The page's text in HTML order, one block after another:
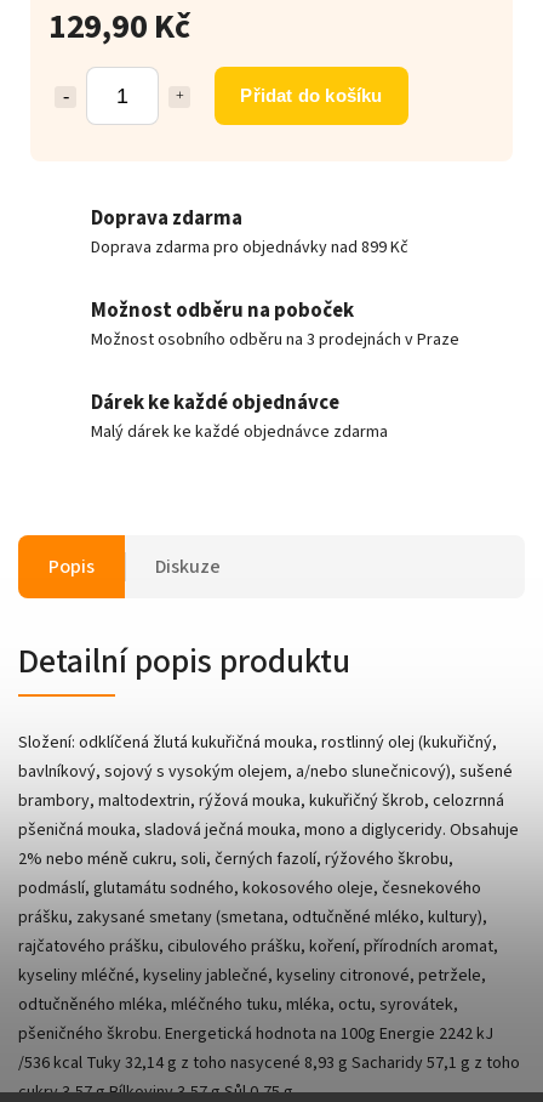
129,90 Kč
Přidat do košíku
Doprava zdarma
Doprava zdarma pro objednávky nad 899 Kč
Možnost odběru na poboček
Možnost osobního odběru na 3 prodejnách v Praze
Dárek ke každé objednávce
Malý dárek ke každé objednávce zdarma
Popis Diskuze
Detailní popis produktu
Složení: odklíčená žlutá kukuřičná mouka, rostlinný olej (kukuřičný,
bavlníkový, sojový s vysokým olejem, a/nebo slunečnicový), sušené
brambory, maltodextrin, rýžová mouka, kukuřičný škrob, celozrnná
pšeničná mouka, sladová ječná mouka, mono a diglyceridy. Obsahuje
2% nebo méně cukru, soli, černých fazolí, rýžového škrobu,
podmáslí, glutamátu sodného, kokosového oleje, česnekového
prášku, zakysané smetany (smetana, odtučněné mléko, kultury),
rajčatového prášku, cibulového prášku, koření, přírodních aromat,
kyseliny mléčné, kyseliny jablečné, kyseliny citronové, petržele,
odtučněného mléka, mléčného tuku, mléka, octu, syrovátek,
pšeničného škrobu. Energetická hodnota na 100g Energie 2242 kJ
/536 kcal Tuky 32,14 g z toho nasycené 8,93 g Sacharidy 57,1 g z toho
cukry 3,57 g Bílkoviny 3,57 g Sůl 0,75 g